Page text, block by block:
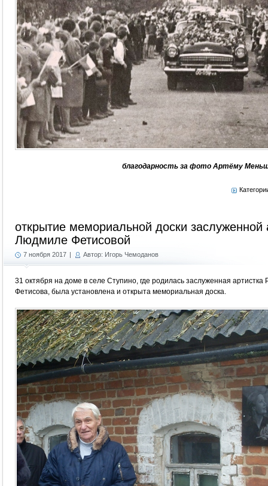
благодарность за фото Артёму
открытие мемориальной доски
Людмиле Фетисовой
7 ноября 2017 | Автор: Игорь Чемоданов
31 октября на доме в селе Ступино, где родилась заслуженная
Фетисова, была установлена и открыта мемориальная доска.